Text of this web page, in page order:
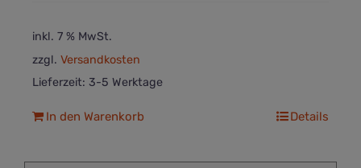
inkl. 7 % MwSt.
zzgl. Versandkosten
Lieferzeit: 3-5 Werktage
In den Warenkorb Details